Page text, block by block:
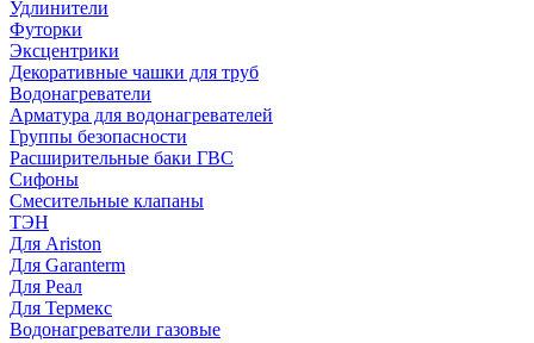
Удлинители
Футорки
Эксцентрики
Декоративные чашки для труб
Водонагреватели
Арматура для водонагревателей
Группы безопасности
Расширительные баки ГВС
Сифоны
Смесительные клапаны
ТЭН
Для Ariston
Для Garanterm
Для Реал
Для Термекс
Водонагреватели газовые